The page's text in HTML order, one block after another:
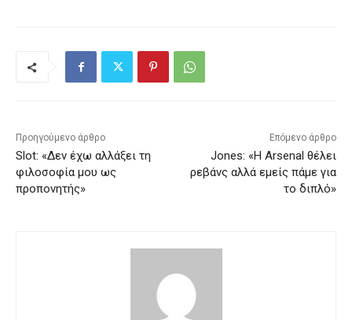
Προηγούμενο άρθρο
Slot: «Δεν έχω αλλάξει τη
φιλοσοφία μου ως
προπονητής»
Επόμενο άρθρο
Jones: «Η Arsenal θέλει
ρεβάνς αλλά εμείς πάμε για
το διπλό»